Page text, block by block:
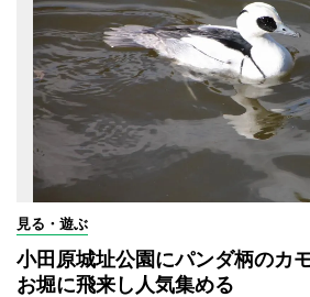
見る・遊ぶ
小田原城址公園にパンダ柄のカ
お堀に飛来し人気集める